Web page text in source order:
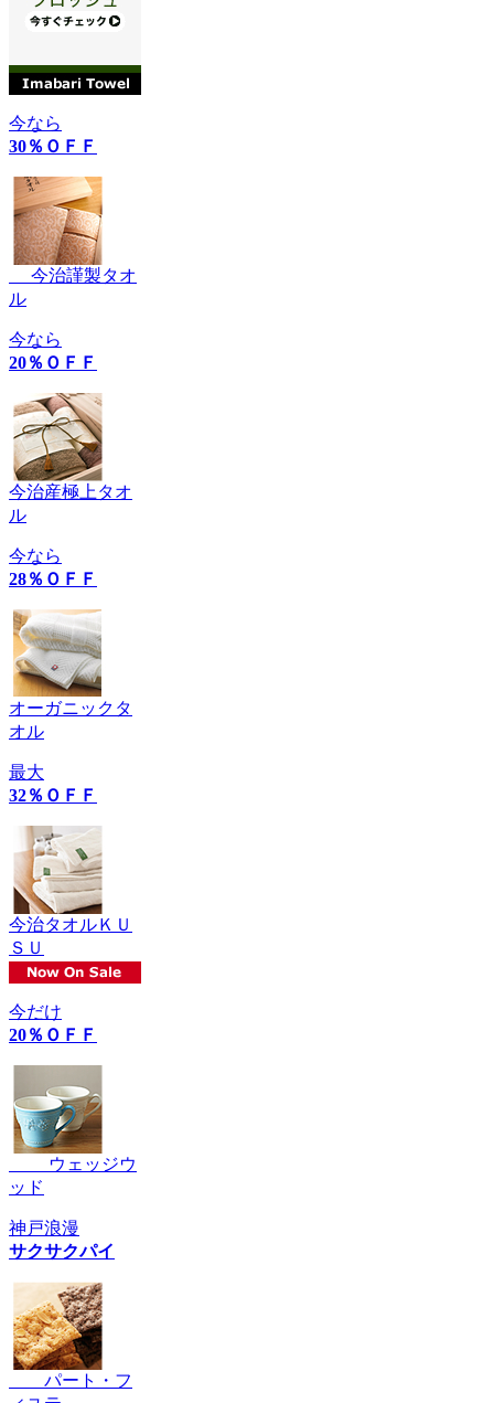
今なら
30％ＯＦＦ
今治謹製タオ
ル
今なら
20％ＯＦＦ
今治産極上タオ
ル
今なら
28％ＯＦＦ
オーガニックタ
オル
最大
32％ＯＦＦ
今治タオルＫＵ
ＳＵ
今だけ
20％ＯＦＦ
ウェッジウ
ッド
神戸浪漫
サクサクパイ
パート・フ